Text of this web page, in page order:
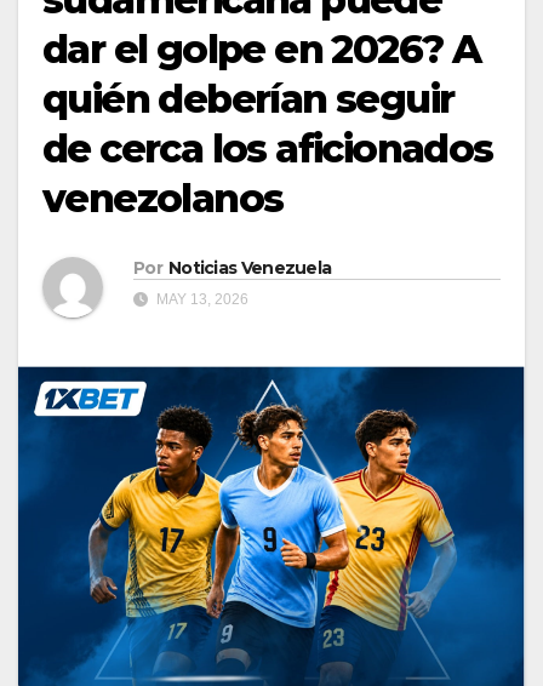
dar el golpe en 2026? A
quién deberían seguir
de cerca los aficionados
venezolanos
Por Noticias Venezuela
MAY 13, 2026